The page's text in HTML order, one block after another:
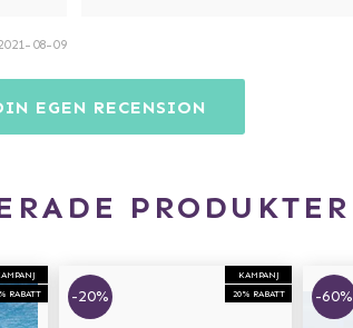
08-09
EGEN RECENSION
PRODUKTER
RABATT
KAMPANJ
20% RABATT
-20% -60%